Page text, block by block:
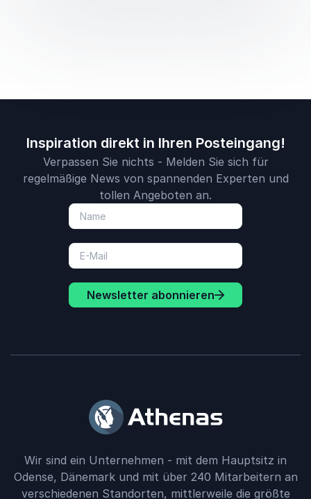
Inspiration direkt in Ihren Posteingang!
Verpassen Sie nichts - Melden Sie sich für
regelmäßige News von spannenden Experten und
tollen Angeboten an.
Newsletter abonnieren
Wir sind ein Unternehmen - mit dem Hauptsitz in
Odense, Dänemark und mit über 240 Mitarbeitern an
verschiedenen Standorten, mittlerweile die größte